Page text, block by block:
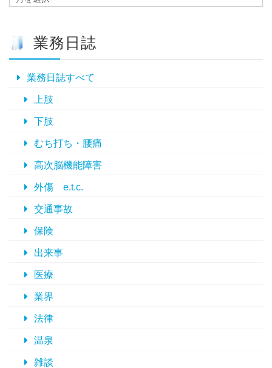
別
カ
業務日誌
業務日誌すべて
上肢
下肢
むち打ち・腰痛
高次脳機能障害
外傷 e.t.c.
交通事故
保険
出来事
医療
業界
法律
温泉
雑談